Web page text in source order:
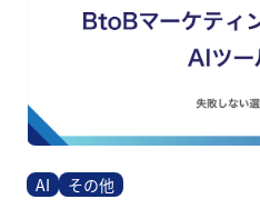
AI その他